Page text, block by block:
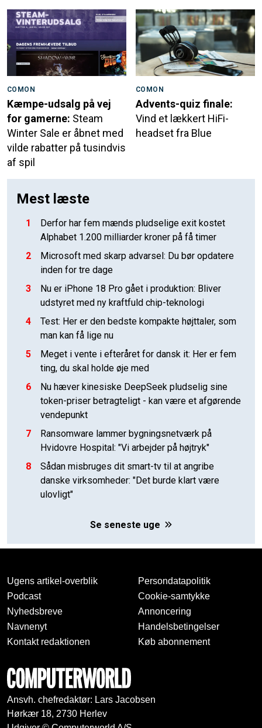
COMON
Kæmpe-udsalg på vej
for gamerne: Steam
Winter Sale er åbnet med
vilde rabatter på tusindvis
af spil
COMON
Advents-quiz finale:
Vind et lækkert HiFi-
headset fra Blue
Mest læste
1
Derfor har fem mænds pludselige exit kostet
Alphabet 1.200 milliarder kroner på få timer
2
Microsoft med skarp advarsel: Du bør opdatere
inden for tre dage
3
Nu er iPhone 18 Pro gået i produktion: Bliver
udstyret med ny kraftfuld chip-teknologi
4
Test: Her er den bedste kompakte højttaler, som
man kan få lige nu
5
Meget i vente i efteråret for dansk it: Her er fem
ting, du skal holde øje med
6
Nu hæver kinesiske DeepSeek pludselig sine
token-priser betragteligt - kan være et afgørende
vendepunkt
7
Ransomware lammer bygningsnetværk på
Hvidovre Hospital: "Vi arbejder på højtryk"
8
Sådan misbruges dit smart-tv til at angribe
danske virksomheder: "Det burde klart være
ulovligt"
Se seneste uge
Ugens artikel-overblik
Podcast
Nyhedsbreve
Navnenyt
Kontakt redaktionen
Persondatapolitik
Cookie-samtykke
Annoncering
Handelsbetingelser
Køb abonnement
Ansvh. chefredaktør: Lars Jacobsen
Hørkær 18, 2730 Herlev